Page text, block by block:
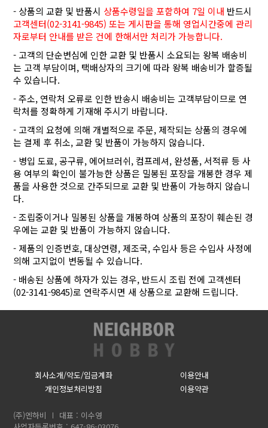
- 상품의 교환 및 반품시 상품수령일을 포함하여 7일 이내 반드시
고객센터(02-3141-9845) 또는 게시판을 통해 영업시간중에 관리
자로부터 안내를 받은 건에 한해서만 처리가 가능합니다.
- 고객의 단순변심에 인한 교환 및 반품시 소요되는 왕복 배송비
는 고객 부담이며, 택배상자의 크기에 따라 왕복 배송비가 할증될
수 있습니다.
- 주소, 연락처 오류로 인한 반송시 배송비는 고객부담이므로 연
락처를 정확하게 기재해 주시기 바랍니다.
- 고객의 요청에 의해 개별적으로 주문, 제작되는 상품의 경우에
는 결제 후 취소, 교환 및 반품이 가능하지 않습니다.
- 병입 도료, 공구류, 에어브러쉬, 컴프레셔, 완성품, 서적류 등 사
용 여부의 확인이 불가능한 상품은 밀봉된 포장을 개봉한 경우 제
품을 사용한 것으로 간주되므로 교환 및 반품이 가능하지 않습니
다.
- 조립중이거나 밀봉된 상품을 개봉하여 상품의 포장이 훼손된 경
우에는 교환 및 반품이 가능하지 않습니다.
- 제품의 인증번호, 대상연령, 제조국, 수입사 등은 수입사 사정에
의해 고지없이 변동될 수 있습니다.
- 배송된 상품에 하자가 있는 경우, 반드시 조립 전에 고객센터
(02-3141-9845)로 연락주시면 새 상품으로 교환해 드립니다.
회사소개/약도/입금계좌
이용안내
개인정보처리방침
이용약관
(주)엔하비
대표 : 이수영